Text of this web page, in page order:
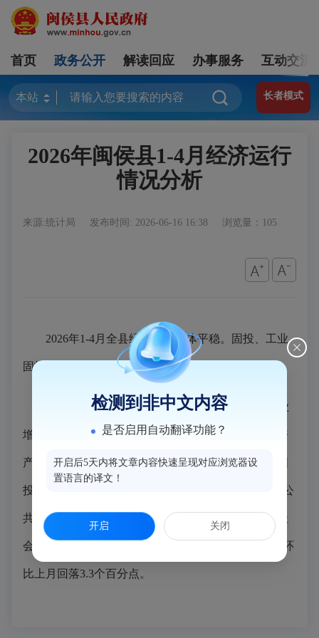
首页 政务公开 解读回应 办事服务 互动交流
长者模式
2026年闽侯县1-4月经济运行
情况分析
来源:统计局 发布时间: 2026-06-16 16:38 浏览量：105
2026年1-4月全县经济运行总体平稳。固投、工业
固投、均高于全市平均水平（不含出口外资）。
2026年1-4月，规上工业产值增长2.7%；规上工业
增加值增长2.7%，环比上月回落1.3个百分点；固定资
产投资增长7.2%，环比上月提高4.2个百分点；工业固
投增长18.2%，环比上月提高4.4个百分点。地方一般公
共预算收入增长3.3%，环比上月回落5.3个百分点。社
会消费品零售总额完成184.08亿元，增长0.7%，增幅环
比上月回落3.3个百分点。
检测到非中文内容
是否启用自动翻译功能？
开启后5天内将文章内容快速呈现对应浏览器设
置语言的译文！
开启 关闭